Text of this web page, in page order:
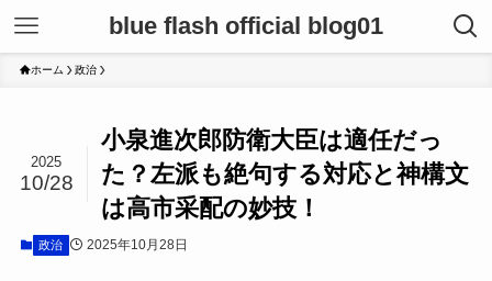
blue flash official blog01
ホーム 政治
小泉進次郎防衛大臣は適任だっ
た？左派も絶句する対応と神構文
は高市采配の妙技！
2025
10/28
政治 2025年10月28日